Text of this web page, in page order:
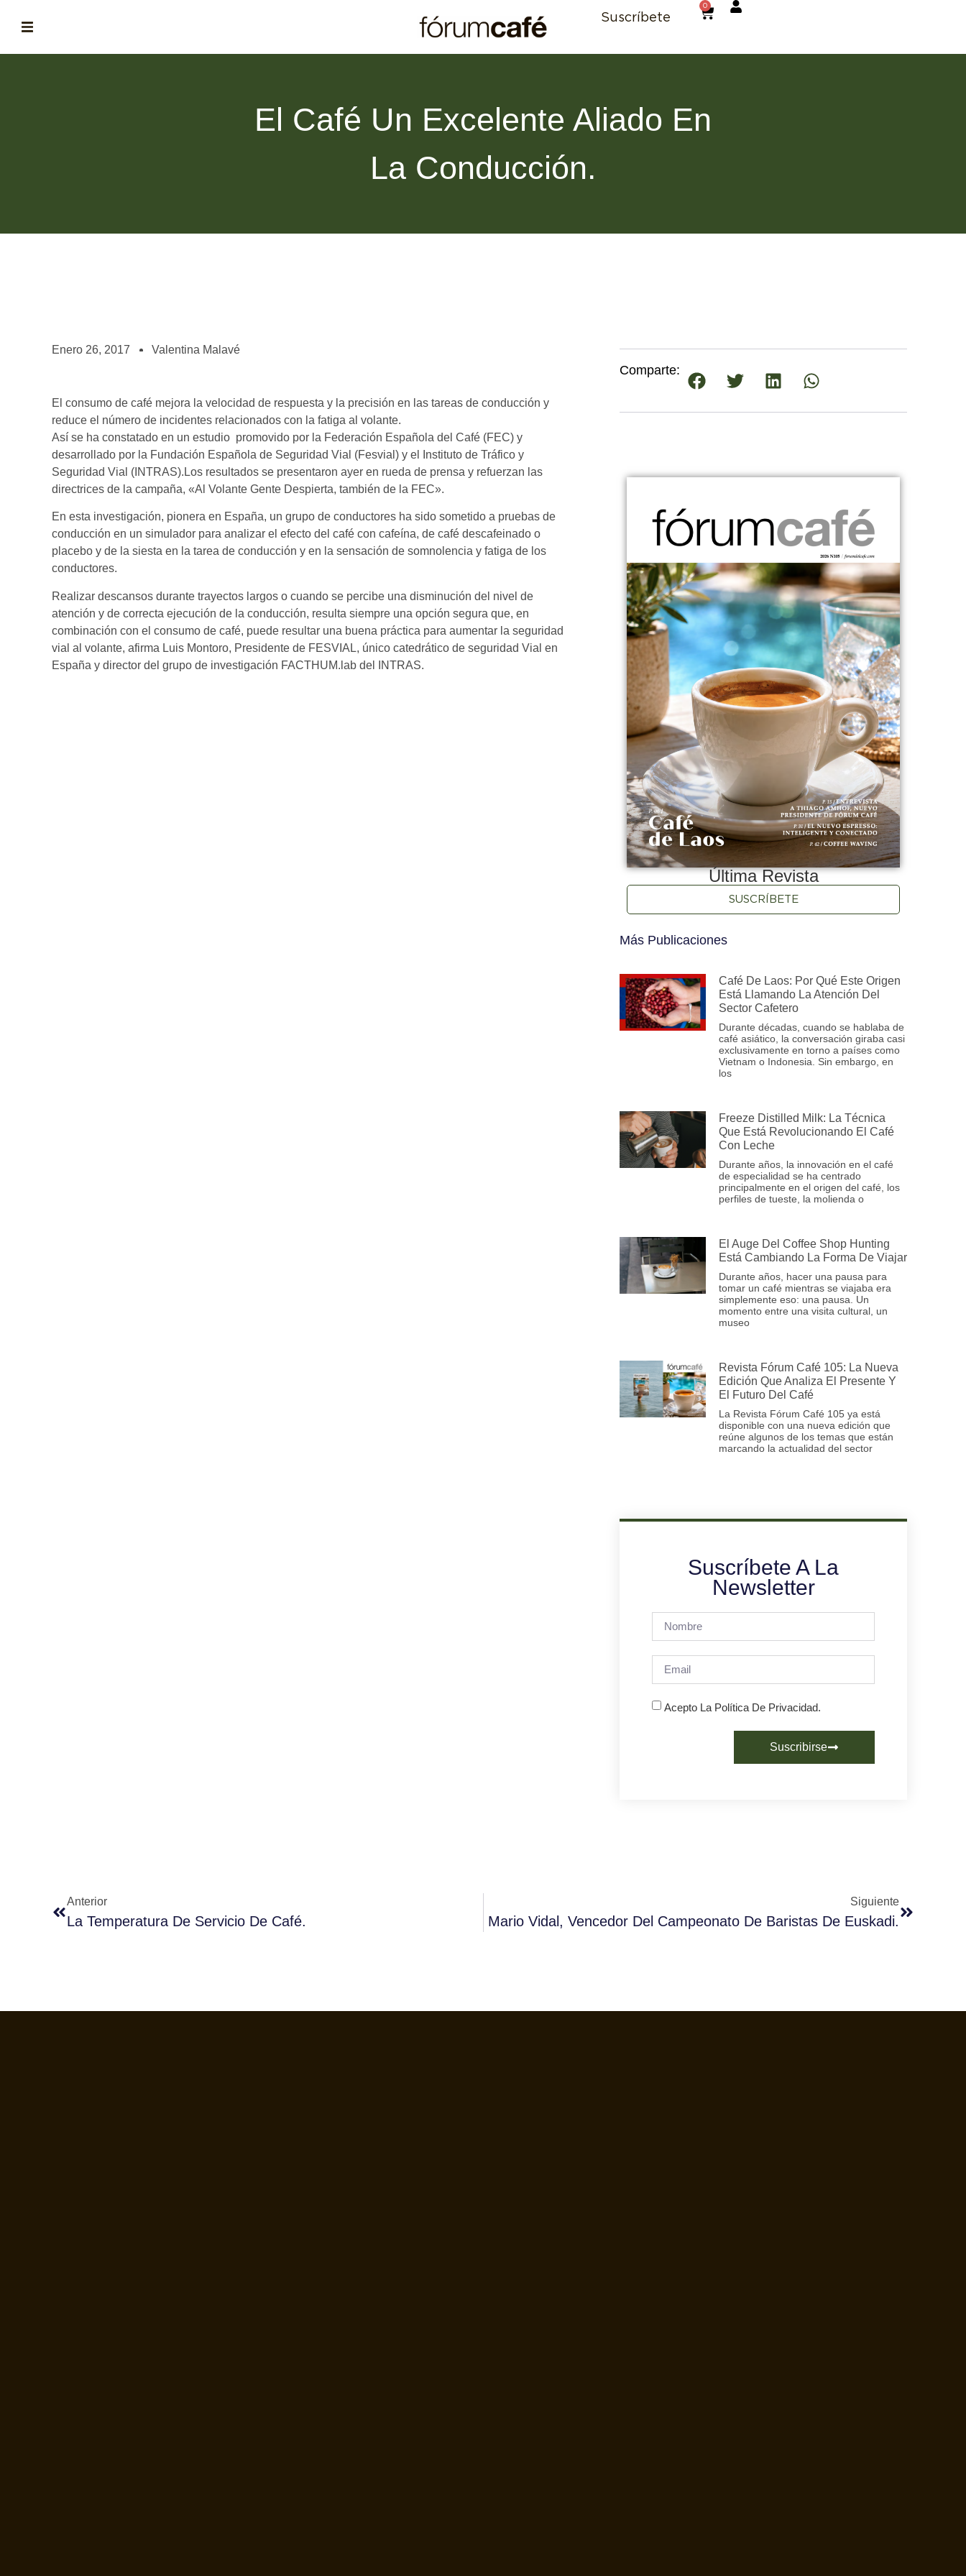
¡te imaginas vivir de tu pasión por el café?
Suscríbete
0
El Café Un Excelente Aliado En
La Conducción.
Enero 26, 2017 Valentina Malavé
El consumo de café mejora la velocidad de respuesta y la precisión en las tareas de conducción y
reduce el número de incidentes relacionados con la fatiga al volante.
Así se ha constatado en un estudio promovido por la Federación Española del Café (FEC) y
desarrollado por la Fundación Española de Seguridad Vial (Fesvial) y el Instituto de Tráfico y
Seguridad Vial (INTRAS).Los resultados se presentaron ayer en rueda de prensa y refuerzan las
directrices de la campaña, «Al Volante Gente Despierta, también de la FEC».
En esta investigación, pionera en España, un grupo de conductores ha sido sometido a pruebas de
conducción en un simulador para analizar el efecto del café con cafeína, de café descafeinado o
placebo y de la siesta en la tarea de conducción y en la sensación de somnolencia y fatiga de los
conductores.
Realizar descansos durante trayectos largos o cuando se percibe una disminución del nivel de
atención y de correcta ejecución de la conducción, resulta siempre una opción segura que, en
combinación con el consumo de café, puede resultar una buena práctica para aumentar la seguridad
vial al volante, afirma Luis Montoro, Presidente de FESVIAL, único catedrático de seguridad Vial en
España y director del grupo de investigación FACTHUM.lab del INTRAS.
Comparte:
Última Revista
SUSCRÍBETE
Más Publicaciones
Café De Laos: Por Qué Este Origen
Está Llamando La Atención Del
Sector Cafetero
Durante décadas, cuando se hablaba de
café asiático, la conversación giraba casi
exclusivamente en torno a países como
Vietnam o Indonesia. Sin embargo, en
los
Freeze Distilled Milk: La Técnica
Que Está Revolucionando El Café
Con Leche
Durante años, la innovación en el café
de especialidad se ha centrado
principalmente en el origen del café, los
perfiles de tueste, la molienda o
El Auge Del Coffee Shop Hunting
Está Cambiando La Forma De Viajar
Durante años, hacer una pausa para
tomar un café mientras se viajaba era
simplemente eso: una pausa. Un
momento entre una visita cultural, un
museo
Revista Fórum Café 105: La Nueva
Edición Que Analiza El Presente Y
El Futuro Del Café
La Revista Fórum Café 105 ya está
disponible con una nueva edición que
reúne algunos de los temas que están
marcando la actualidad del sector
Suscríbete A La
Newsletter
Acepto La Política De Privacidad.
Suscribirse
Anterior
La Temperatura De Servicio De Café.
Siguiente
Mario Vidal, Vencedor Del Campeonato De Baristas De Euskadi.